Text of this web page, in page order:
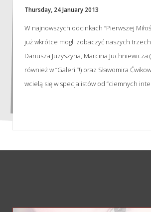
Thursday, 24 January 2013
W najnowszych odcinkach “Pierwszej
już wkrótce mogli zobaczyć naszych
Dariusza Juzyszyna, Marcina Juchniewicza
również w “Galerii”!) oraz Sławomira
wcielą się w specjalistów od “ciemnych